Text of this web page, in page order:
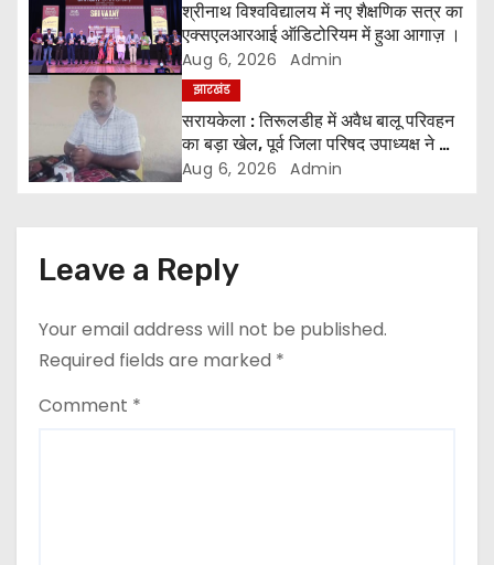
g
t
n
श्रीनाथ विश्वविद्यालय में नए शैक्षणिक सत्र का
एक्सएलआरआई ऑडिटोरियम में हुआ आगाज़ ।
Aug 6, 2026 Admin
झारखंड
सरायकेला : तिरूलडीह में अवैध बालू परिवहन
का बड़ा खेल, पूर्व जिला परिषद उपाध्यक्ष ने की
जांच की मांग ।
Aug 6, 2026 Admin
Leave a Reply
Your email address will not be published.
Required fields are marked *
Comment *